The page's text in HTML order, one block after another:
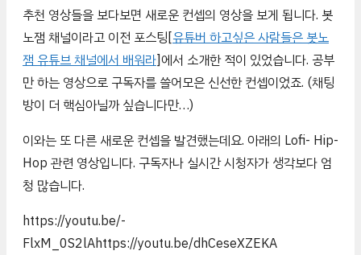
추천 영상들을 보다보면 새로운 컨셉의 영상을 보게 됩니다. 봇
노잼 채널이라고 이전 포스팅[유튜버 하고싶은 사람들은 봇노
잼 유튜브 채널에서 배워라]에서 소개한 적이 있었습니다. 공부
만 하는 영상으로 구독자를 쓸어모은 신선한 컨셉이었죠. (채팅
방이 더 핵심아닐까 싶습니다만…)
이와는 또 다른 새로운 컨셉을 발견했는데요. 아래의 Lofi- Hip-
Hop 관련 영상입니다. 구독자나 실시간 시청자가 생각보다 엄
청 많습니다.
https://youtu.be/-
FlxM_0S2lAhttps://youtu.be/dhCeseXZEKA